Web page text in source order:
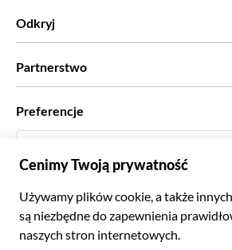
Odkryj
Partnerstwo
Biura podróży
Become a Distribution Partner
Preferencje
Polski
Italiano
Français
Español
Zł Złoty Polski